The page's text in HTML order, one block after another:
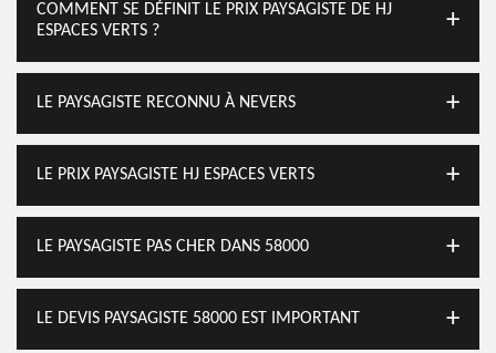
COMMENT SE DÉFINIT LE PRIX PAYSAGISTE DE HJ
ESPACES VERTS ?
LE PAYSAGISTE RECONNU À NEVERS
LE PRIX PAYSAGISTE HJ ESPACES VERTS
LE PAYSAGISTE PAS CHER DANS 58000
LE DEVIS PAYSAGISTE 58000 EST IMPORTANT